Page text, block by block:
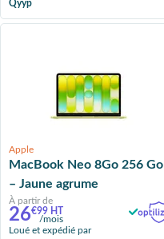
Qyyp
Apple
MacBook Neo 8Go 256 Go
– Jaune agrume
À partir de
26€99 HT
/mois
Loué et expédié par